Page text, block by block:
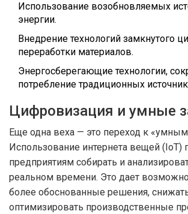
Использование возобновляемых
энергии.
Внедрение технологий замкнутого
переработки материалов.
Энергосберегающие технологии,
потребление традиционных
Цифровизация и умные
Еще одна веха — это переход к
Использование интернета вещей (IoT)
предприятиям собирать и
реальном времени. Это дает
более обоснованные решения,
оптимизировать производственные